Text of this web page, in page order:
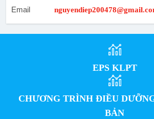
Email
EPS KLPT
CHƯƠNG TRÌNH ĐIỀU
BẢN